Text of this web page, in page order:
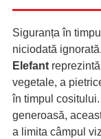
Siguranța în
niciodată ignorată.
Elefant
vegetale, a
în timpul
generoasă,
a limita câmpul